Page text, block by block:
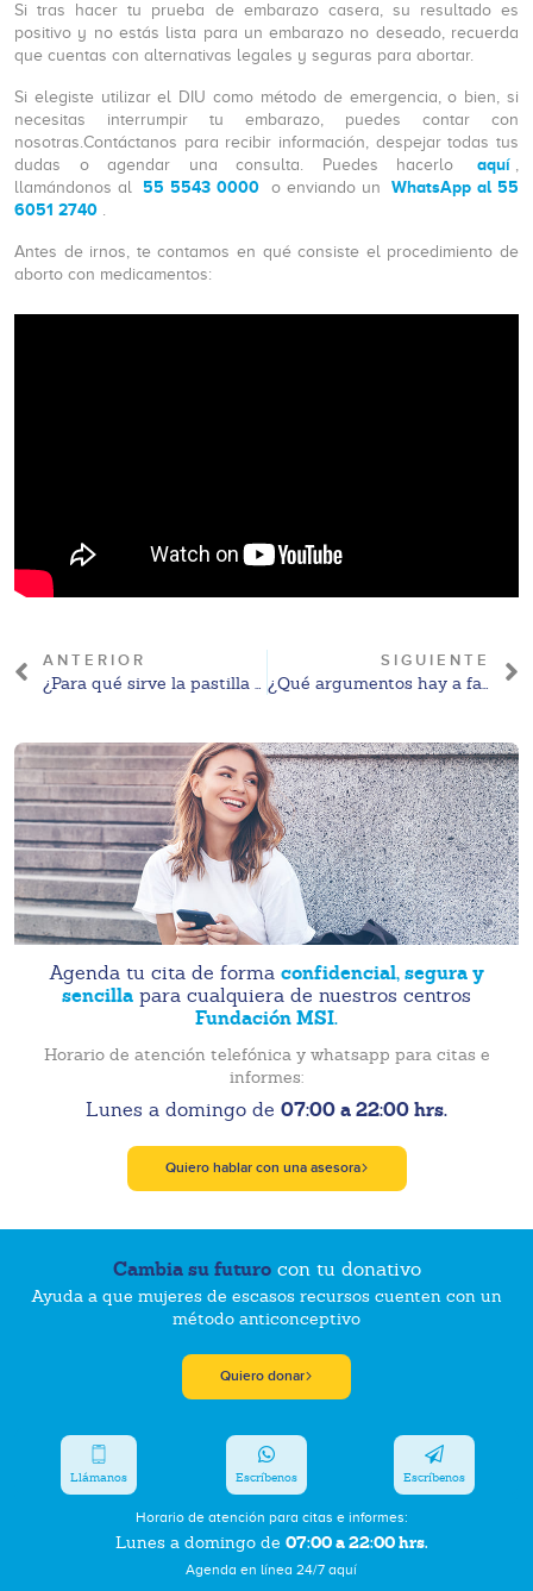
Si tras hacer tu prueba de embarazo casera, su resultado es
positivo y no estás lista para un embarazo no deseado, recuerda
que cuentas con alternativas legales y seguras para abortar.
Si elegiste utilizar el DIU como método de emergencia, o bien, si
necesitas interrumpir tu embarazo, puedes contar con
nosotras.Contáctanos para recibir información, despejar todas tus
dudas o agendar una consulta. Puedes hacerlo
aquí
llamándonos al
55 5543 0000 o enviando un
WhatsApp al 55
6051 2740
Antes de irnos, te contamos en qué consiste el procedimiento de
aborto con medicamentos:
ANTERIOR
¿Para qué sirve la pastilla PostDay?
SIGUIENTE
¿Qué argumentos hay a favor del aborto en 2025?
Agenda tu cita de forma confidencial, segura y
sencilla para cualquiera de nuestros centros
Fundación MSI.
Horario de atención telefónica y whatsapp para citas e
informes:
Lunes a domingo de 07:00 a 22:00 hrs.
Quiero hablar con una asesora
Cambia su futurocon tu donativo
Ayuda a que mujeres de escasos recursos cuenten con un
método anticonceptivo
Quiero donar
Horario de atención para citas e informes:
Lunes a domingo de 07:00 a 22:00 hrs.
Agenda en línea 24/7 aquí
Llámanos Escríbenos Escríbenos